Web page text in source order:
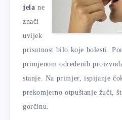
jela ne
znači
uvijek
prisutnost bilo koje bolesti.
primjenom određenih
stanje. Na primjer, ispijanje
prekomjerno otpuštanje žuči,
gorčinu.